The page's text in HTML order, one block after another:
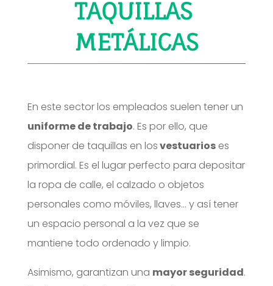
TAQUILLAS
METÁLICAS
En este sector los empleados suelen tener un
uniforme de trabajo. Es por ello, que
disponer de taquillas en losvestuarioses
primordial. Es el lugar perfecto para depositar
la ropa de calle, el calzado o objetos
personales como móviles, llaves… y así tener
un espacio personal a la vez que se
mantiene todo ordenado y limpio.
Asimismo, garantizan una mayor seguridad.